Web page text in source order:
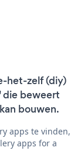
het-zelf (diy)
die beweert
bouwen.
apps te vinden,
apps for a